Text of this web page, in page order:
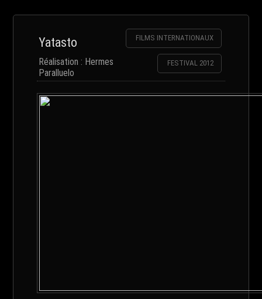
Yatasto
Réalisation : Hermes
Paralluelo
FILMS INTERNATIONAUX
FESTIVAL 2012